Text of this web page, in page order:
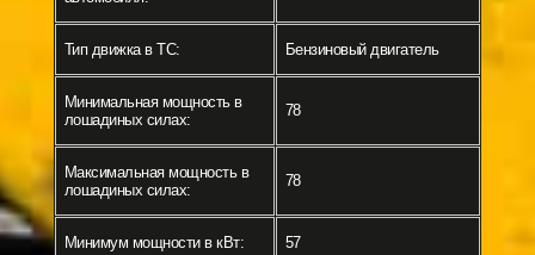
Тип движка в ТС: Бензиновый двигатель
Минимальная мощность в
лошадиных силах:
78
Максимальная мощность в
лошадиных силах:
78
Минимум мощности в кВт: 57